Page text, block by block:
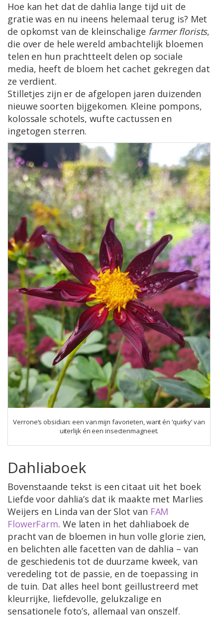
Hoe kan het dat de dahlia lange tijd uit de
gratie was en nu ineens helemaal terug is? Met
de opkomst van de kleinschalige farmer florists,
die over de hele wereld ambachtelijk bloemen
telen en hun prachtteelt delen op sociale
media, heeft de bloem het cachet gekregen dat
ze verdient.
Stilletjes zijn er de afgelopen jaren duizenden
nieuwe soorten bijgekomen. Kleine pompons,
kolossale schotels, wufte cactussen en
ingetogen sterren.
Verrone’s obsidian: een van mijn favorieten, want én ‘quirky’ van
uiterlijk én een insectenmagneet.
Dahliaboek
Bovenstaande tekst is een citaat uit het boek
Liefde voor dahlia’s dat ik maakte met Marlies
Weijers en Linda van der Slot van FAM
FlowerFarm. We laten in het dahliaboek de
pracht van de bloemen in hun volle glorie zien,
en belichten alle facetten van de dahlia – van
de geschiedenis tot de duurzame kweek, van
veredeling tot de passie, en de toepassing in
de tuin. Dat alles heel bont geïllustreerd met
kleurrijke, liefdevolle, gelukzalige en
sensationele foto’s, allemaal van onszelf.